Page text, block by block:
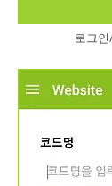
로그